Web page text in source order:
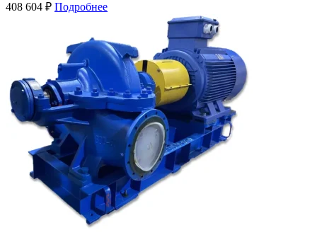
408 604 ₽ Подробнее